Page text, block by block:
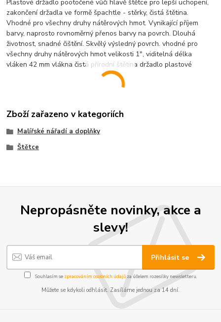
Plastové držadlo pootočené vůči hlavě štětce pro lepší uchopení,
zakončení držadla ve formě špachtle - stěrky, čistá štětina.
Vhodné pro všechny druhy nátěrových hmot. Vynikající příjem
barvy, naprosto rovnoměrný přenos barvy na povrch. Dlouhá
životnost, snadné čištění. Skvělý výsledný povrch. vhodné pro
všechny druhy nátěrových hmot velikosti 1", viditelná délka
vláken 42 mm vlákna čistá přírodní štětina držadlo plastové
Zboží zařazeno v kategoriích
Malířské nářadí a doplňky
Štětce
Nepropásněte novinky, akce a
slevy!
Přihlásit se
Souhlasím se zpracováním osobních údajůza účelem rozesílky newsletteru.
Můžete se kdykoli odhlásit. Zasíláme jednou za 14 dní.